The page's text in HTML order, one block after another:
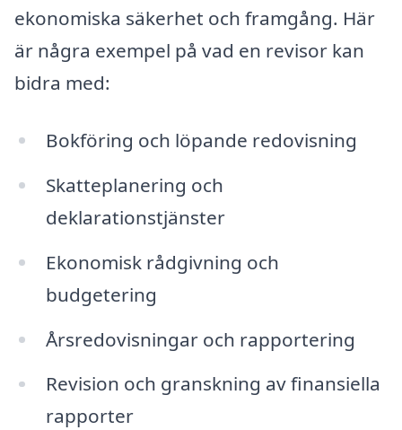
ekonomiska säkerhet och framgång. Här
är några exempel på vad en revisor kan
bidra med:
Bokföring och löpande redovisning
Skatteplanering och
deklarationstjänster
Ekonomisk rådgivning och
budgetering
Årsredovisningar och rapportering
Revision och granskning av finansiella
rapporter